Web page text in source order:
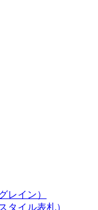
レイン）
タイル表札）